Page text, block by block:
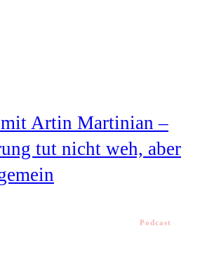
Artin Martinian –
tut nicht weh, aber
Podcast